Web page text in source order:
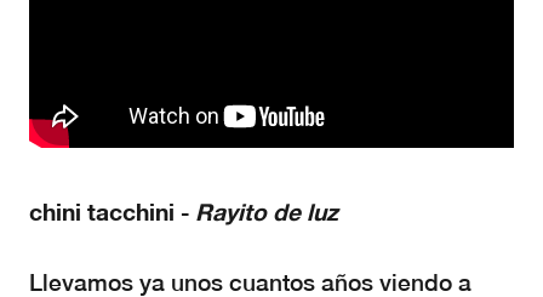
chini tacchini - Rayito de luz
Llevamos ya unos cuantos años viendo a